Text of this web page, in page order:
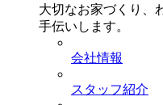
大切なお家づくり、
手伝いします。
会社情報
スタッフ紹介